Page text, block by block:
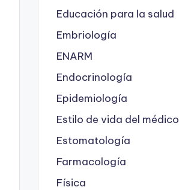
Educación para la salud
Embriología
ENARM
Endocrinología
Epidemiología
Estilo de vida del médico
Estomatología
Farmacología
Física